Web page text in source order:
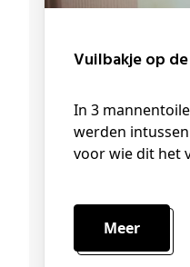
Vuilbakje op
In 3 mannentoiletten op campus Diepenbeek en 1 mannentoilet op campus Hasselt
werden
voor wie dit het
Meer